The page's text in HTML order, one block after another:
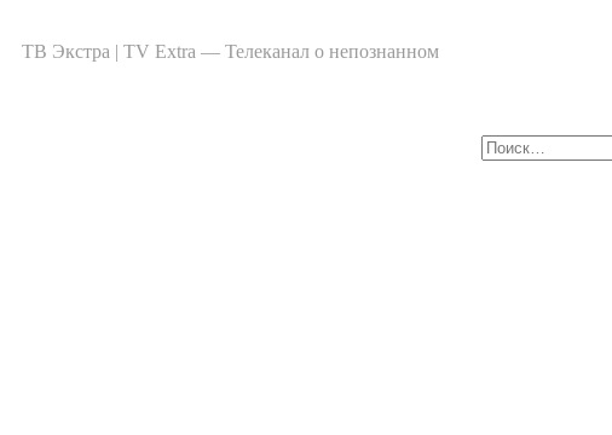
ТВ Экстра | TV Extra — Телеканал о непознанном